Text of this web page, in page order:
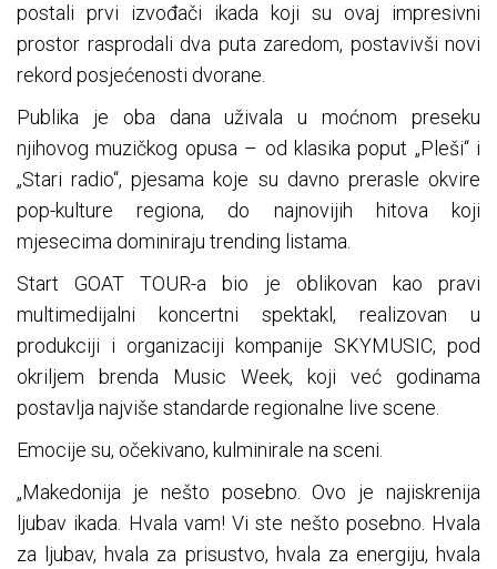
postali prvi izvođači ikada koji su ovaj impresivni
prostor rasprodali dva puta zaredom, postavivši novi
rekord posjećenosti dvorane.
Publika je oba dana uživala u moćnom preseku
njihovog muzičkog opusa – od klasika poput „Pleši“ i
„Stari radio“, pjesama koje su davno prerasle okvire
pop-kulture regiona, do najnovijih hitova koji
mjesecima dominiraju trending listama.
Start GOAT TOUR-a bio je oblikovan kao pravi
multimedijalni koncertni spektakl, realizovan u
produkciji i organizaciji kompanije SKYMUSIC, pod
okriljem brenda Music Week, koji već godinama
postavlja najviše standarde regionalne live scene.
Emocije su, očekivano, kulminirale na sceni.
„Makedonija je nešto posebno. Ovo je najiskrenija
ljubav ikada. Hvala vam! Vi ste nešto posebno. Hvala
za ljubav, hvala za prisustvo, hvala za energiju, hvala